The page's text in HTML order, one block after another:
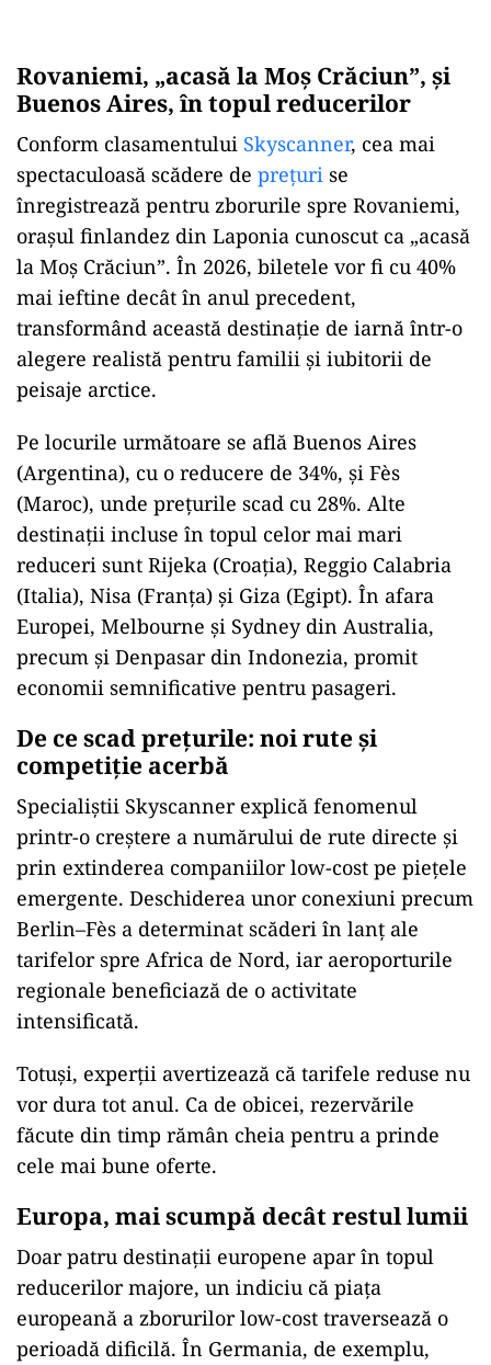
Rovaniemi, „acasă la Moș Crăciun”, și
Buenos Aires, în topul reducerilor
Conform clasamentului Skyscanner, cea mai
spectaculoasă scădere de prețuri se
înregistrează pentru zborurile spre Rovaniemi,
orașul finlandez din Laponia cunoscut ca „acasă
la Moș Crăciun”. În 2026, biletele vor fi cu 40%
mai ieftine decât în anul precedent,
transformând această destinație de iarnă într-o
alegere realistă pentru familii și iubitorii de
peisaje arctice.
Pe locurile următoare se află Buenos Aires
(Argentina), cu o reducere de 34%, și Fès
(Maroc), unde prețurile scad cu 28%. Alte
destinații incluse în topul celor mai mari
reduceri sunt Rijeka (Croația), Reggio Calabria
(Italia), Nisa (Franța) și Giza (Egipt). În afara
Europei, Melbourne și Sydney din Australia,
precum și Denpasar din Indonezia, promit
economii semnificative pentru pasageri.
De ce scad prețurile: noi rute și
competiție acerbă
Specialiștii Skyscanner explică fenomenul
printr-o creștere a numărului de rute directe și
prin extinderea companiilor low-cost pe piețele
emergente. Deschiderea unor conexiuni precum
Berlin–Fès a determinat scăderi în lanț ale
tarifelor spre Africa de Nord, iar aeroporturile
regionale beneficiază de o activitate
intensificată.
Totuși, experții avertizează că tarifele reduse nu
vor dura tot anul. Ca de obicei, rezervările
făcute din timp rămân cheia pentru a prinde
cele mai bune oferte.
Europa, mai scumpă decât restul lumii
Doar patru destinații europene apar în topul
reducerilor majore, un indiciu că piața
europeană a zborurilor low-cost traversează o
perioadă dificilă. În Germania, de exemplu,